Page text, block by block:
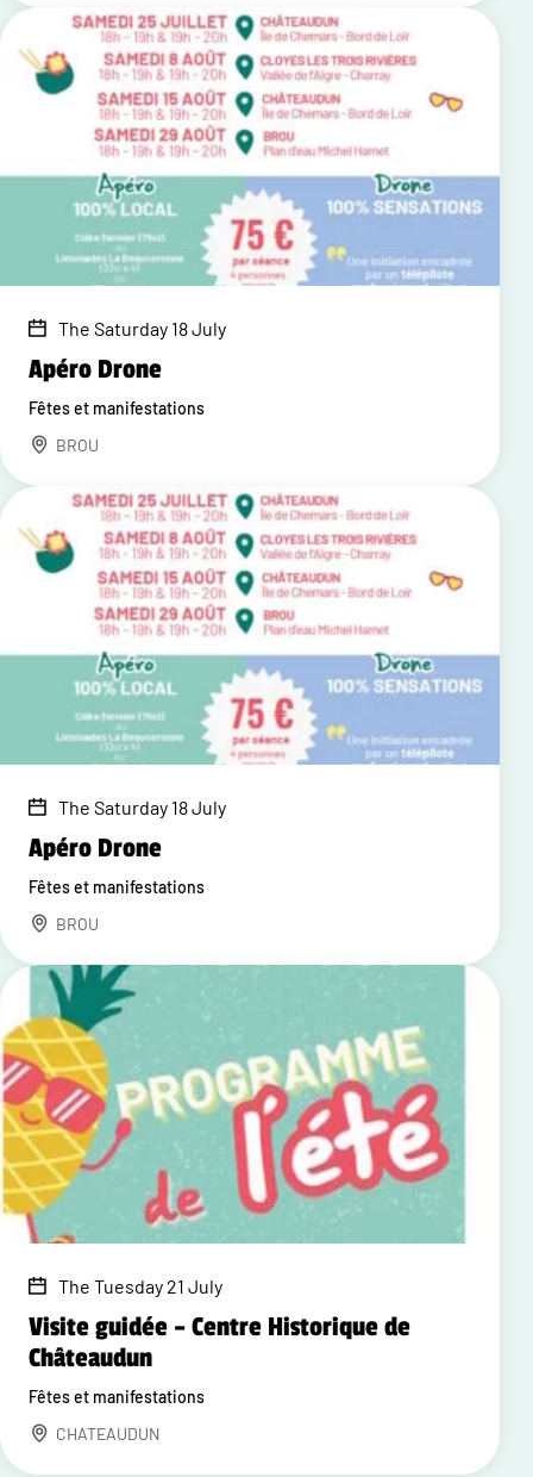
The Saturday 18 July
Apéro Drone
Fêtes et manifestations
BROU
The Saturday 18 July
Apéro Drone
Fêtes et manifestations
BROU
The Tuesday 21 July
Visite guidée – Centre Historique de
Châteaudun
Fêtes et manifestations
CHATEAUDUN